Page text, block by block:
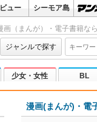
ュー シーモア島
画（まんが）・電子書籍な
ジャンルで探す
少女・女性 BL
漫画(まんが)・電